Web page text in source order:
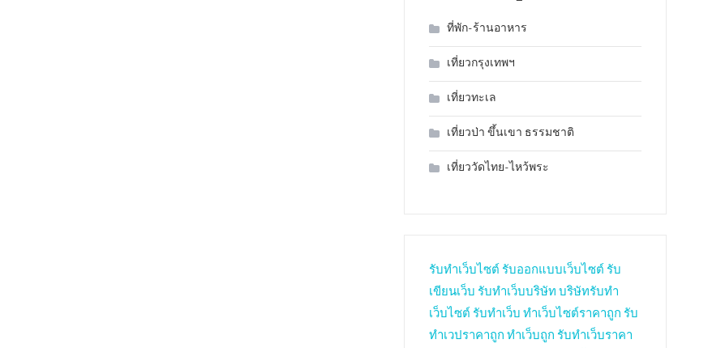
ที่พัก-ร้านอาหาร
เที่ยวกรุงเทพฯ
เที่ยวทะเล
เที่ยวป่า ขึ้นเขา ธรรมชาติ
เที่ยววัดไทย-ไหว้พระ
รับทำเว็บไซต์ รับออกแบบเว็บไซต์ รับ
เขียนเว็บ รับทำเว็บบริษัท บริษัทรับทำ
เว็บไซต์ รับทำเว็บ ทำเว็บไซต์ราคาถูก รับ
ทำเวปราคาถูก ทำเว็บถูก รับทำเว็บราคา